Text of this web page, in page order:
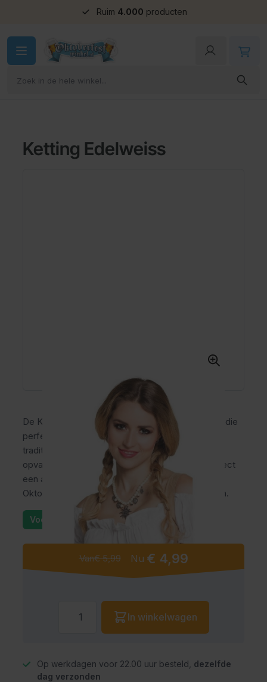
Ruim 4.000 producten
Ketting Edelweiss
De Ketting Edelweiss is een elegante accessoire die
perfect past bij iedere Oktoberfest outfit. Deze
traditionele ketting met parels, hartjes en een
opvallende edelweiss-hanger geeft jouw look direct
een authentieke Beierse uitstraling. Ideaal voor
Oktoberfest, bierfeesten en Duitse themafeesten.
Voorraad: 13
Van€ 5,99 Nu € 4,99
In winkelwagen
Op werkdagen voor 22.00 uur besteld, dezelfde
dag verzonden